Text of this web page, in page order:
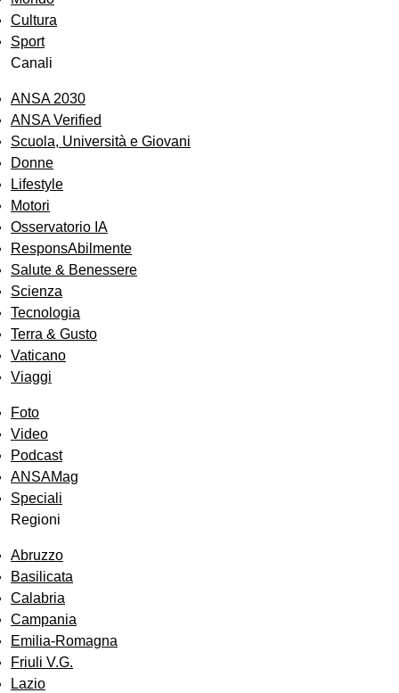
Cultura
Sport
Canali
ANSA 2030
ANSA Verified
Scuola, Università e Giovani
Donne
Lifestyle
Motori
Osservatorio IA
ResponsAbilmente
Salute & Benessere
Scienza
Tecnologia
Terra & Gusto
Vaticano
Viaggi
Foto
Video
Podcast
ANSAMag
Speciali
Regioni
Abruzzo
Basilicata
Calabria
Campania
Emilia-Romagna
Friuli V.G.
Lazio